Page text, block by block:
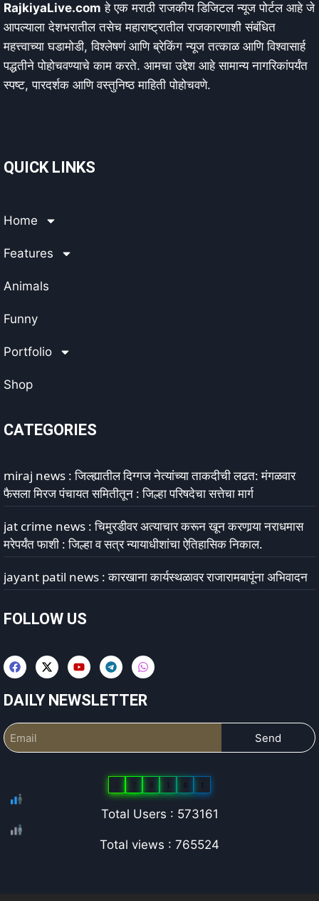
RajkiyaLive.com हे एक मराठी राजकीय डिजिटल न्यूज पोर्टल आहे जे
आपल्याला देशभरातील तसेच महाराष्ट्रातील राजकारणाशी संबंधित
महत्त्वाच्या घडामोडी, विश्लेषणं आणि ब्रेकिंग न्यूज तत्काळ आणि विश्वासार्ह
पद्धतीने पोहोचवण्याचे काम करते. आमचा उद्देश आहे सामान्य नागरिकांपर्यंत
स्पष्ट, पारदर्शक आणि वस्तुनिष्ठ माहिती पोहोचवणे.
QUICK LINKS
Home
Features
Animals
Funny
Portfolio
Shop
CATEGORIES
miraj news : जिल्ह्यातील दिग्गज नेत्यांच्या ताकदीची लढत: मंगळवार
फैसला मिरज पंचायत समितीतून : जिल्हा परिषदेचा सत्तेचा मार्ग
jat crime news : चिमुरडीवर अत्याचार करून खून करणार्‍या नराधमास
मरेपर्यंत फाशी : जिल्हा व सत्र न्यायाधीशांचा ऐतिहासिक निकाल.
jayant patil news : कारखाना कार्यस्थळावर राजारामबापूंना अभिवादन
FOLLOW US
DAILY NEWSLETTER
Send
5 3 1 6 1
Total Users : 573161
Total views : 765524